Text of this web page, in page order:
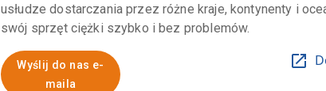
usłudze dostarczania przez różne kraje, kontynenty i
swój sprzęt ciężki szybko i bez problemów.
Wyślij do nas e-
maila